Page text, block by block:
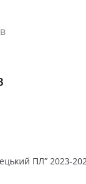
ПЛ” 2023-